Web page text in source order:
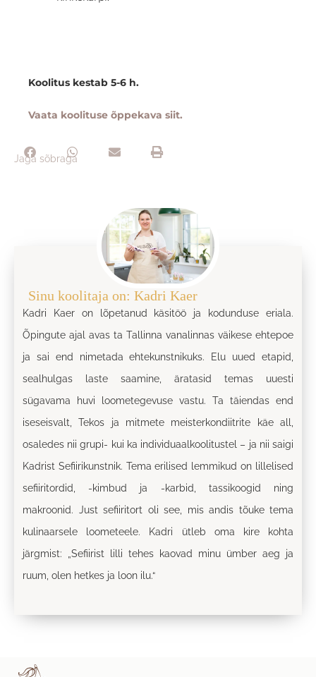
Koolitus kestab 5-6 h.
Vaata koolituse õppekava siit.
Jaga sõbraga
Sinu koolitaja on: Kadri Kaer
Kadri Kaer on lõpetanud käsitöö ja kodunduse eriala.
Õpingute ajal avas ta Tallinna vanalinnas väikese ehtepoe
ja sai end nimetada ehtekunstnikuks. Elu uued etapid,
sealhulgas laste saamine, äratasid temas uuesti
sügavama huvi loometegevuse vastu. Ta täiendas end
iseseisvalt, Tekos ja mitmete meisterkondiitrite käe all,
osaledes nii grupi- kui ka individuaalkoolitustel – ja nii saigi
Kadrist Sefiirikunstnik. Tema erilised lemmikud on lillelised
sefiiritordid, -kimbud ja -karbid, tassikoogid ning
makroonid. Just sefiiritort oli see, mis andis tõuke tema
kulinaarsele loometeele. Kadri ütleb oma kire kohta
järgmist: „Sefiirist lilli tehes kaovad minu ümber aeg ja
ruum, olen hetkes ja loon ilu.“